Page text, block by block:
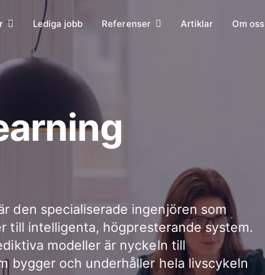
Lediga jobb Referenser Artiklar Om oss
den specialiserade ingenjören som
till intelligenta, högpresterande system.
modeller är nyckeln till
bygger och underhåller hela livscykeln